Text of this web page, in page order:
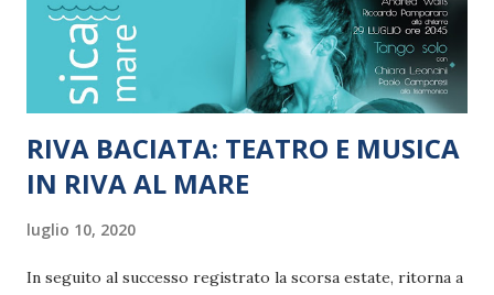
RIVA BACIATA: TEATRO E MUSICA
IN RIVA AL MARE
luglio 10, 2020
In seguito al successo registrato la scorsa estate, ritorna a